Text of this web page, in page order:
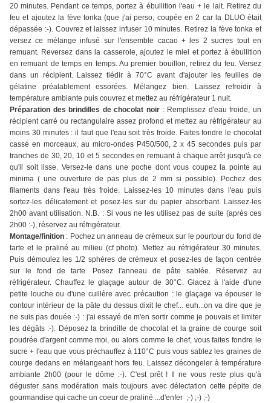
20 minutes. Pendant ce temps, portez à ébullition l'eau + le lait. Retirez du
feu et ajoutez la fève tonka (que j'ai perso, coupée en 2 car la DLUO était
dépassée :-). Couvrez et laissez infuser 10 minutes. Retirez la fève tonka et
versez ce mélange infusé sur l'ensemble cacao + les 2 sucres tout en
remuant. Reversez dans la casserole, ajoutez le miel et portez à ébullition
en remuant de temps en temps. Au premier bouillon, retirez du feu. Versez
dans un récipient. Laissez tiédir à 70°C avant d'ajouter les feuilles de
gélatine préalablement essorées. Mélangez bien. Laissez refroidir à
température ambiante puis couvrez et mettez au réfrigérateur 1 nuit.
Préparation des brindilles de chocolat noir : Remplissez d'eau froide, un
récipient carré ou rectangulaire assez profond et mettez au réfrigérateur au
moins 30 minutes : il faut que l'eau soit très froide. Faites fondre le chocolat
cassé en morceaux, au micro-ondes P450/500, 2 x 45 secondes puis par
tranches de 30, 20, 10 et 5 secondes en remuant à chaque arrêt jusqu'à ce
qu'il soit lisse. Versez-le dans une poche dont vous coupez la pointe au
minima ( une ouverture de pas plus de 2 mm si possible). Pochez des
filaments dans l'eau très froide. Laissez-les 10 minutes dans l'eau puis
sortez-les délicatement et posez-les sur du papier absorbant. Laissez-les
2h00 avant utilisation. N.B. : Si vous ne les utilisez pas de suite (après ces
2h00 :-), réservez au réfrigérateur.
Montage/finition : Pochez un anneau de crémeux sur le pourtour du fond de
tarte et le praliné au milieu (cf photo). Mettez au réfrigérateur 30 minutes.
Puis démoulez les 1/2 sphères de crémeux et posez-les de façon centrée
sur le fond de tarte. Posez l'anneau de pâte sablée. Réservez au
réfrigérateur. Chauffez le glaçage autour de 30°C. Glacez à l'aide d'une
petite louche ou d'une cuillère avec précaution : le glaçage va épouser le
contour intérieur de la pâte du dessus dixit le chef... euh...on va dire que je
ne suis pas douée :-) : j'ai essayé de m'en sortir comme je pouvais et limiter
les dégâts :-). Déposez la brindille de chocolat et la graine de courge soit
poudrée d'argent comme moi, ou alors comme le chef, vous faites fondre le
sucre + l'eau que vous préchauffez à 110°C puis vous sablez les graines de
courge dedans en mélangeant hors feu. Laissez décongeler à température
ambiante 2h00 (pour le dôme :-). C'est prêt ! Il ne vous reste plus qu'à
déguster sans modération mais toujours avec délectation cette pépite de
gourmandise qui cache un coeur de praliné ...d'enfer ;-) ;-) ;-)